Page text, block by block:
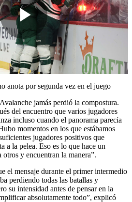
Play
Video
por segunda vez en el juego
jamás perdió la compostura.
del encuentro que varios jugadores
incluso cuando el panorama parecía
momentos en los que estábamos
jugadores positivos que
a la pelea. Eso es lo que hace un
y encuentran la manera”.
el mensaje durante el primer intermedio
perdiendo todas las batallas y
su intensidad antes de pensar en la
absolutamente todo”, explicó